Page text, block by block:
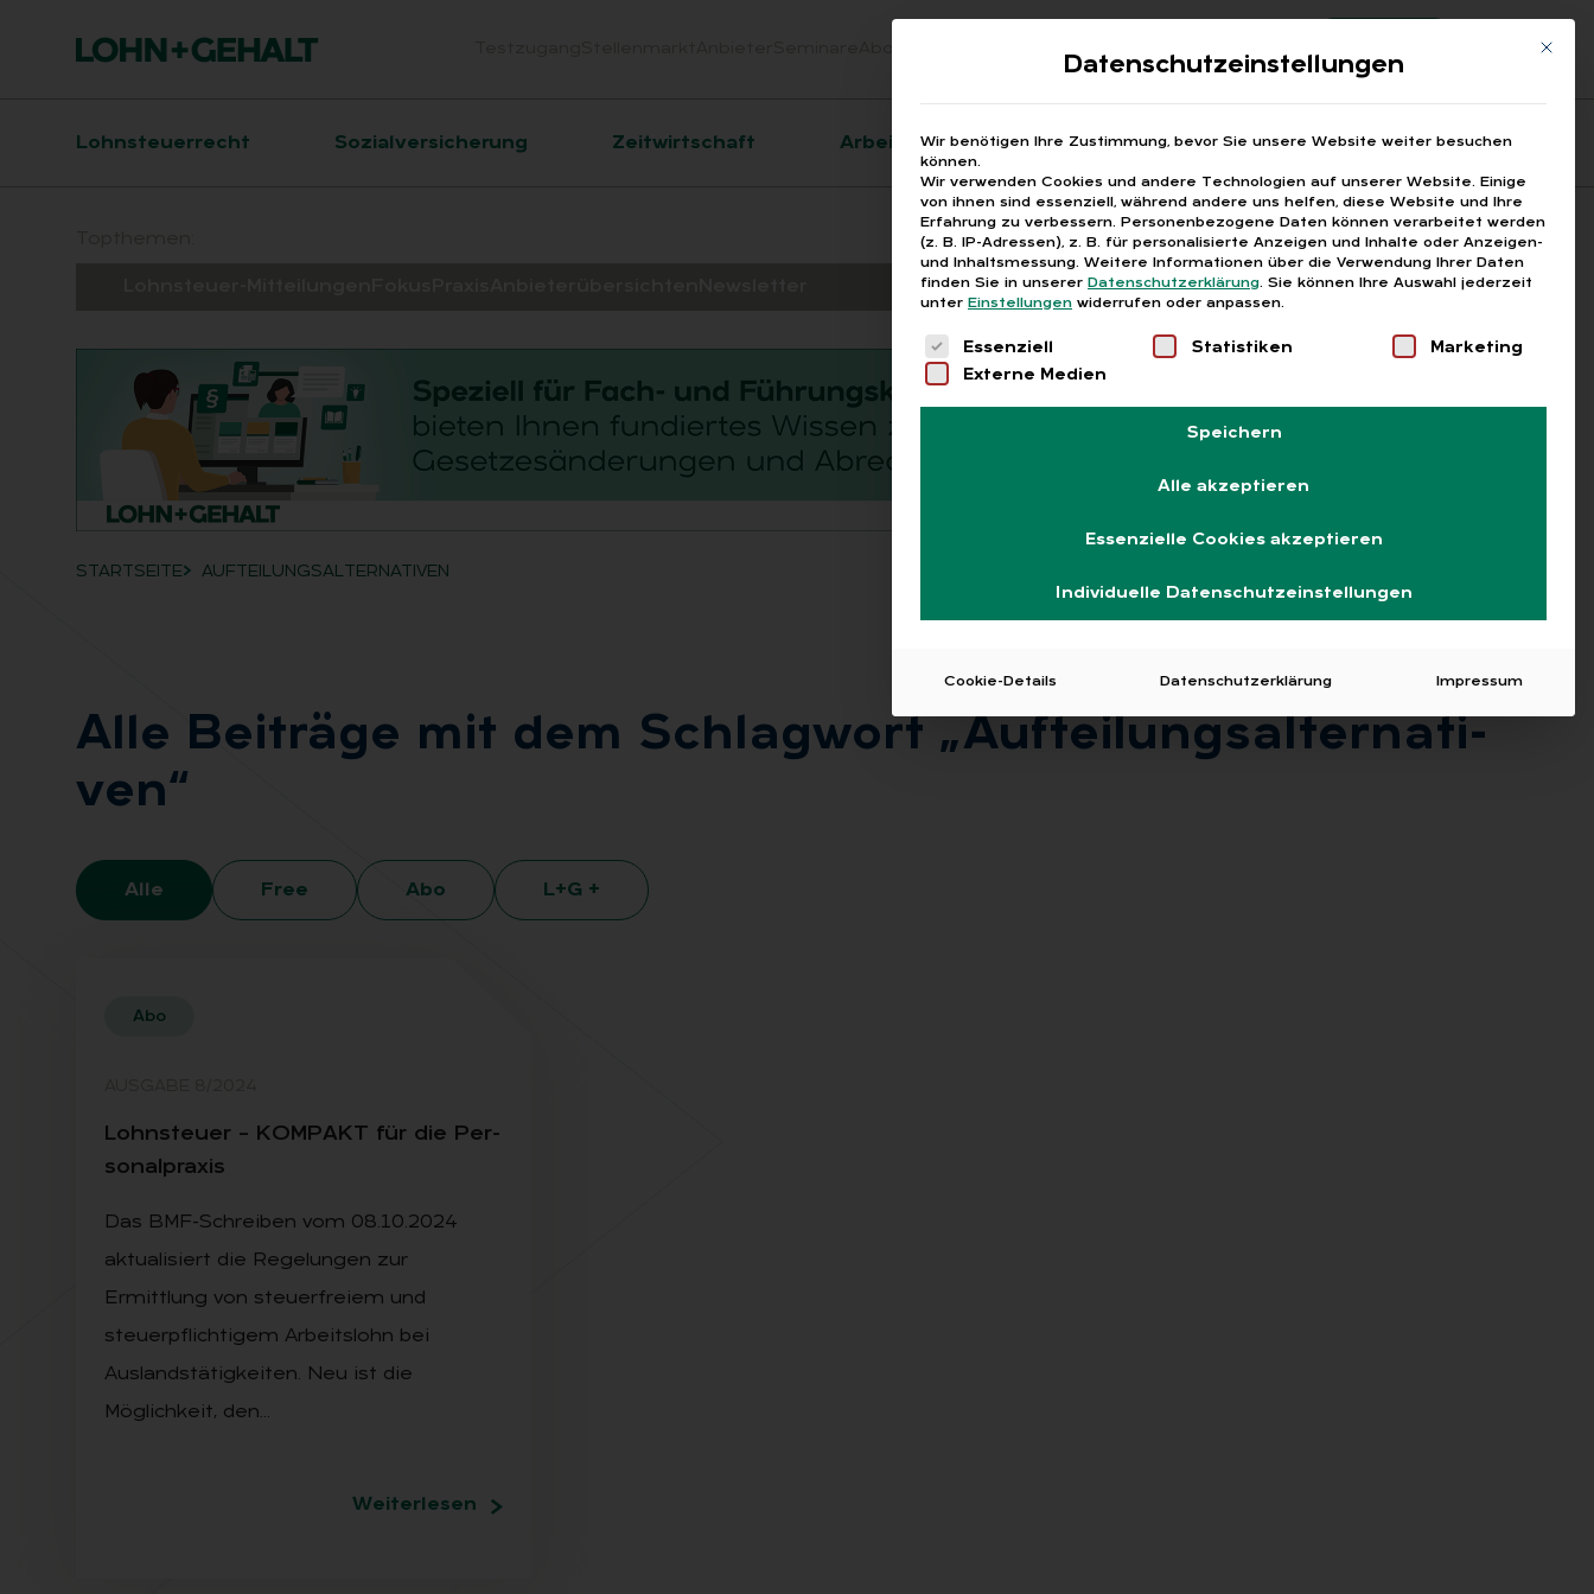
Suchen
Registrierung
Hauptnavigation
Lohnsteuerrecht Sozialversicherung Zeitwirtschaft Arbeitsrecht Fragen aus den ARGEn Printausgaben
Breadcrumb-Navigation
STARTSEITE AUFTEILUNGSALTERNATIVEN
Alle Bei­trä­ge mit dem Schlag­wort „Auf­tei­lungs­al­ter­na­ti­
ven“
Alle Free Abo L+G +
Abo
Lohn­steu­er – KOM­PAKT für die Per­
so­nal­pra­xis
Das BMF-Schreiben vom 08.10.2024
aktualisiert die Regelungen zur
Ermittlung von steuerfreiem und
steuerpflichtigem Arbeitslohn bei
Auslandstätigkeiten. Neu ist die
Möglichkeit, den…
Weiterlesen
Mit
Datenschutzeinstellungen
Wir benötigen Ihre Zustimmung, bevor Sie unsere Website weiter besuchen
können.
Wir verwenden Cookies und andere Technologien auf unserer Website. Einige
von ihnen sind essenziell, während andere uns helfen, diese Website und Ihre
Erfahrung zu verbessern. Personenbezogene Daten können verarbeitet werden
(z. B. IP-Adressen), z. B. für personalisierte Anzeigen und Inhalte oder Anzeigen-
und Inhaltsmessung. Weitere Informationen über die Verwendung Ihrer Daten
finden Sie in unserer Datenschutzerklärung. Sie können Ihre Auswahl jederzeit
unter Einstellungen widerrufen oder anpassen.
Es folgt eine Liste der Service-Gruppen, für die eine
Essenziell Statistiken
Marketing
Externe Medien
Speichern
Alle akzeptieren
Essenzielle Cookies akzeptieren
Individuelle Datenschutzeinstellungen
Cookie-Details Datenschutzerklärung Impressum